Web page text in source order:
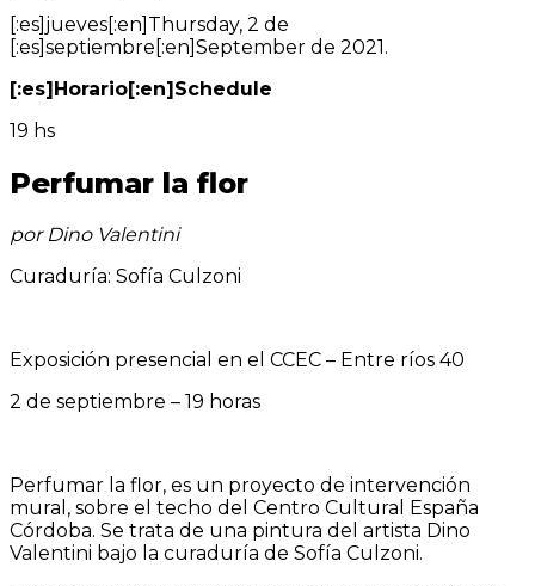
[:es]jueves[:en]Thursday, 2 de
[:es]septiembre[:en]September de 2021.
[:es]Horario[:en]Schedule
19 hs
Perfumar la flor
por Dino Valentini
Curaduría: Sofía Culzoni
Exposición presencial en el CCEC – Entre ríos 40
2 de septiembre – 19 horas
Perfumar la flor, es un proyecto de intervención
mural, sobre el techo del Centro Cultural España
Córdoba. Se trata de una pintura del artista Dino
Valentini bajo la curaduría de Sofía Culzoni.